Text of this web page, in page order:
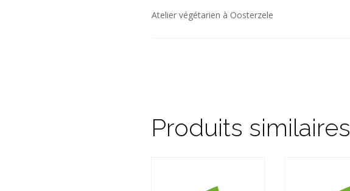
Atelier végétarien à Oosterzele
Produits similaires